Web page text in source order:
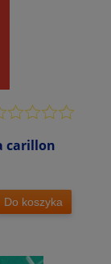
carillon
Do koszyka